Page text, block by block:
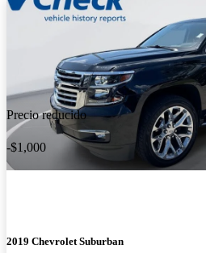
Precio reducido
-$1,000
2019 Chevrolet Suburban